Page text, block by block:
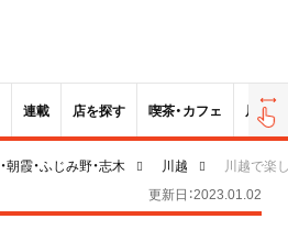
連載 店を探す 喫茶・カフェ 居酒屋
朝霞・ふじみ野・志木 川越
川越で楽
更新日：2023.01.02